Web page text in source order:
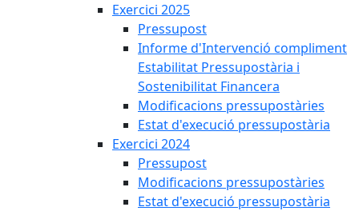
Exercici 2025
Pressupost
Informe d'Intervenció compliment
Estabilitat Pressupostària i
Sostenibilitat Financera
Modificacions pressupostàries
Estat d'execució pressupostària
Exercici 2024
Pressupost
Modificacions pressupostàries
Estat d'execució pressupostària